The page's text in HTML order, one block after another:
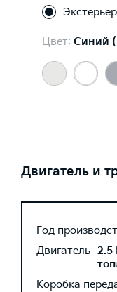
Экстерьер
Цвет: Синий
Двигатель и
Год
Двигатель 2.5
Коробка